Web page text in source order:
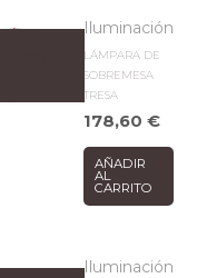
Iluminación
LÁMPARA DE
SOBREMESA
TRESA
178,60€
AÑADIR
AL
CARRITO
Iluminación